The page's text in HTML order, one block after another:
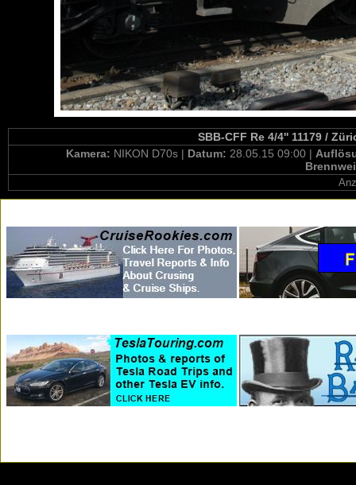
SBB-CFF Re 4/4'' 11179 /
Kamera: NIKON D70s | Datum: 28.05.15 09:00 |